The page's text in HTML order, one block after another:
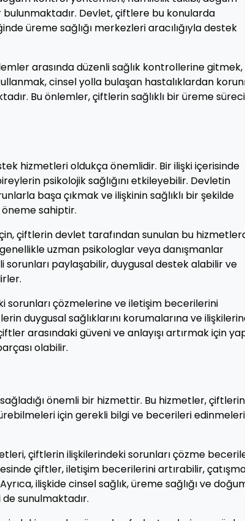
bulunmaktadır. Devlet, çiftlere bu konularda
üreme sağlığı merkezleri aracılığıyla destek
arasında düzenli sağlık kontrollerine gitmek,
cinsel yolla bulaşan hastalıklardan
Bu önlemler, çiftlerin sağlıklı bir üreme süreci
hizmetleri oldukça önemlidir. Bir ilişki içerisinde
psikolojik sağlığını etkileyebilir. Devletin
başa çıkmak ve ilişkinin sağlıklı bir şekilde
sahiptir.
çiftlerin devlet tarafından sunulan bu
uzman psikologlar veya danışmanlar
sorunları paylaşabilir, duygusal destek alabilir ve
sorunları çözmelerine ve iletişim becerilerini
duygusal sağlıklarını korumalarına ve
arasındaki güveni ve anlayışı artırmak için
olabilir.
önemli bir hizmettir. Bu hizmetler, çiftlerin
için gerekli bilgi ve becerileri
çiftlerin ilişkilerindeki sorunları çözme
çiftler, iletişim becerilerini artırabilir,
ilişkide cinsel sağlık, üreme sağlığı ve
sunulmaktadır.